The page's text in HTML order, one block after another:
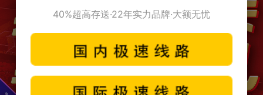
40%超高存送·22年实力品牌·大额无忧